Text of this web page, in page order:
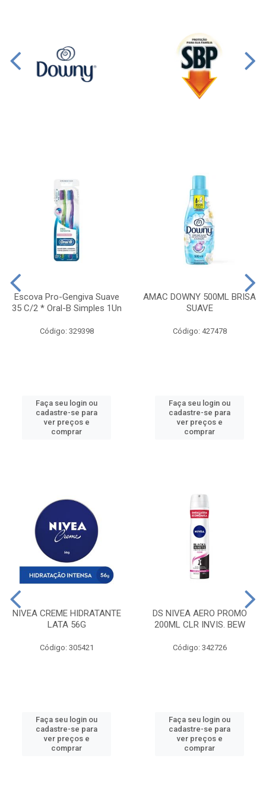
Escova Pro-Gengiva Suave
35 C/2 * Oral-B Simples 1Un
Código: 329398
Faça seu login ou
cadastre-se para
ver preços e
comprar
AMAC DOWNY 500ML BRISA
SUAVE
Código: 427478
Faça seu login ou
cadastre-se para
ver preços e
comprar
NIVEA CREME HIDRATANTE
LATA 56G
Código: 305421
Faça seu login ou
cadastre-se para
ver preços e
comprar
DS NIVEA AERO PROMO
200ML CLR INVIS. BEW
Código: 342726
Faça seu login ou
cadastre-se para
ver preços e
comprar